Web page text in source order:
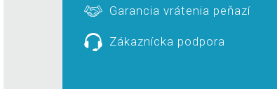
Garancia vrátenia peňazí
Zákaznícka podpora